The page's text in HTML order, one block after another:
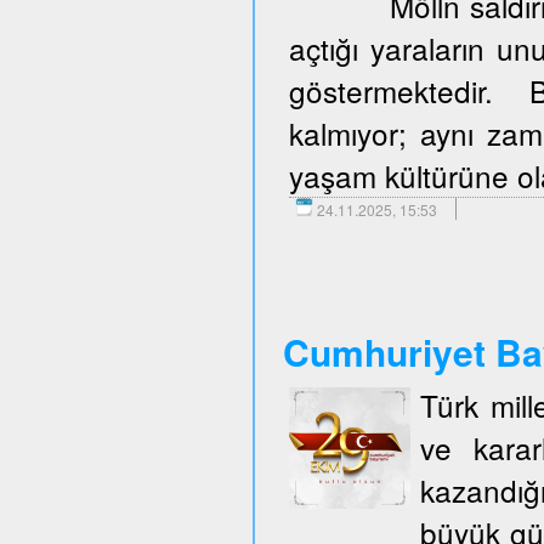
açtığı yaraların
göstermektedir.
kalmıyor; aynı
yaşam kültürüne
24.11.2025, 15:53
Cumhuriyet
Türk
ve
büyük